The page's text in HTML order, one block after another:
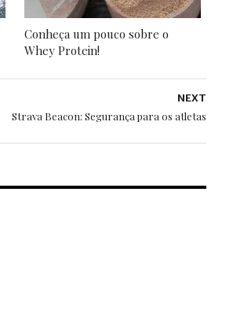
Conheça um pouco sobre o
Whey Protein!
NEXT
Strava Beacon: Segurança para os atletas